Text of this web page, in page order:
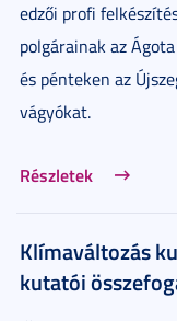
edzői profi
polgárainak az
és pénteken az
vágyókat.
Részletek
Klímaváltozás
kutatói